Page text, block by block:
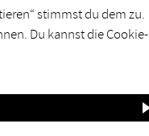
stimmst du dem zu.
Du kannst die Cookie-